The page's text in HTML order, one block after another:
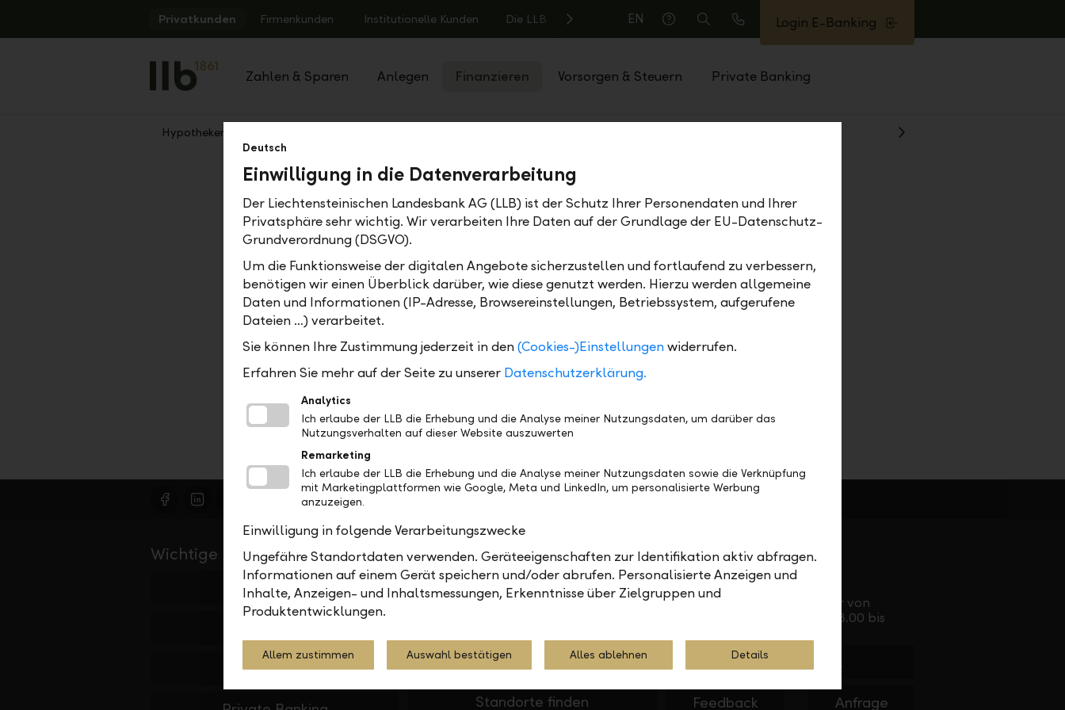
Privatkunden Firmenkunden Institutionelle Kunden Die LLB
EN
Hilfe
Suche
Anrufen
Login E-Banking
Zahlen & Sparen Anlegen Finanzieren Vorsorgen & Steuern Private Banking
Weiter
Hypotheken
Festhypothek
Gerne für Sie da
Service Direkt
Telefonisch erreichbar von
Montag bis Freitag, 08.00 bis
+423 236 88 11
Feedback Anfrage
In Ihrer Nähe
Standorte finden
Wichtige Links
Private
Institutionelle
Deutsch
Einwilligung in die Datenverarbeitung
Der Liechtensteinischen Landesbank AG (LLB) ist der Schutz Ihrer Personendaten und Ihrer
Privatsphäre sehr wichtig. Wir verarbeiten Ihre Daten auf der Grundlage der EU-Datenschutz-
Grundverordnung (DSGVO).
Um die Funktionsweise der digitalen Angebote sicherzustellen und fortlaufend zu verbessern,
benötigen wir einen Überblick darüber, wie diese genutzt werden. Hierzu werden allgemeine
Daten und Informationen (IP-Adresse, Browsereinstellungen, Betriebssystem, aufgerufene
Dateien …) verarbeitet.
Sie können Ihre Zustimmung jederzeit in den(Cookies-)Einstellungenwiderrufen.
Erfahren Sie mehr auf der Seite zu unserer Datenschutzerklärung.
Analytics
Ich erlaube der LLB die Erhebung und die Analyse meiner Nutzungsdaten, um darüber das
Nutzungsverhalten auf dieser Website auszuwerten
Remarketing
Ich erlaube der LLB die Erhebung und die Analyse meiner Nutzungsdaten sowie die Verknüpfung
mit Marketingplattformen wie Google, Meta und LinkedIn, um personalisierte Werbung
anzuzeigen.
Einwilligung in folgende Verarbeitungszwecke
Ungefähre Standortdaten verwenden. Geräteeigenschaften zur Identifikation aktiv abfragen.
Informationen auf einem Gerät speichern und/oder abrufen. Personalisierte Anzeigen und
Inhalte, Anzeigen- und Inhaltsmessungen, Erkenntnisse über Zielgruppen und
Produktentwicklungen.
Allem zustimmen Auswahl bestätigen Alles ablehnen Details